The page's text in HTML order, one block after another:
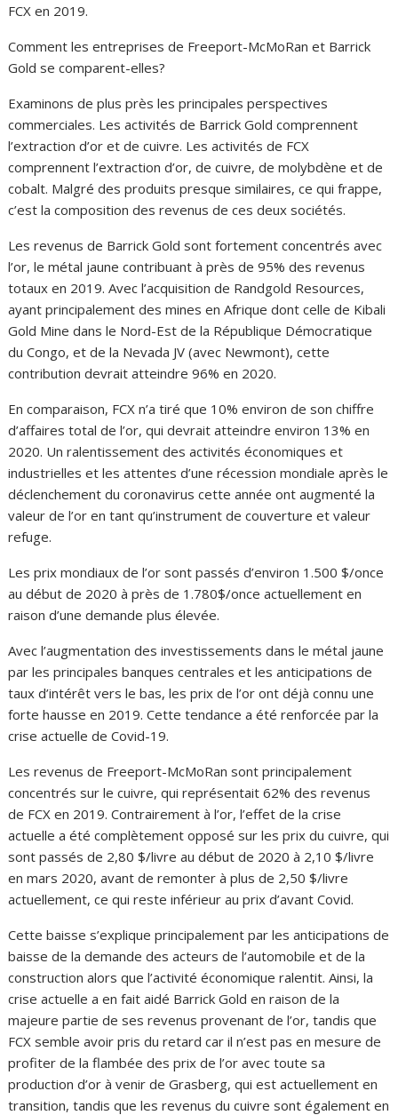
FCX en 2019.
Comment les entreprises de Freeport-McMoRan et Barrick
Gold se comparent-elles?
Examinons de plus près les principales perspectives
commerciales. Les activités de Barrick Gold comprennent
l’extraction d’or et de cuivre. Les activités de FCX
comprennent l’extraction d’or, de cuivre, de molybdène et de
cobalt. Malgré des produits presque similaires, ce qui frappe,
c’est la composition des revenus de ces deux sociétés.
Les revenus de Barrick Gold sont fortement concentrés avec
l’or, le métal jaune contribuant à près de 95% des revenus
totaux en 2019. Avec l’acquisition de Randgold Resources,
ayant principalement des mines en Afrique dont celle de Kibali
Gold Mine dans le Nord-Est de la République Démocratique
du Congo, et de la Nevada JV (avec Newmont), cette
contribution devrait atteindre 96% en 2020.
En comparaison, FCX n’a ​​tiré que 10% environ de son chiffre
d’affaires total de l’or, qui devrait atteindre environ 13% en
2020. Un ralentissement des activités économiques et
industrielles et les attentes d’une récession mondiale après le
déclenchement du coronavirus cette année ont augmenté la
valeur de l’or en tant qu’instrument de couverture et valeur
refuge.
Les prix mondiaux de l’or sont passés d’environ 1.500 $/once
au début de 2020 à près de 1.780$/once actuellement en
raison d’une demande plus élevée.
Avec l’augmentation des investissements dans le métal jaune
par les principales banques centrales et les anticipations de
taux d’intérêt vers le bas, les prix de l’or ont déjà connu une
forte hausse en 2019. Cette tendance a été renforcée par la
crise actuelle de Covid-19.
Les revenus de Freeport-McMoRan sont principalement
concentrés sur le cuivre, qui représentait 62% des revenus
de FCX en 2019. Contrairement à l’or, l’effet de la crise
actuelle a été complètement opposé sur les prix du cuivre, qui
sont passés de 2,80 $/livre au début de 2020 à 2,10 $/livre
en mars 2020, avant de remonter à plus de 2,50 $/livre
actuellement, ce qui reste inférieur au prix d’avant Covid.
Cette baisse s’explique principalement par les anticipations de
baisse de la demande des acteurs de l’automobile et de la
construction alors que l’activité économique ralentit. Ainsi, la
crise actuelle a en fait aidé Barrick Gold en raison de la
majeure partie de ses revenus provenant de l’or, tandis que
FCX semble avoir pris du retard car il n’est pas en mesure de
profiter de la flambée des prix de l’or avec toute sa
production d’or à venir de Grasberg, qui est actuellement en
transition, tandis que les revenus du cuivre sont également en